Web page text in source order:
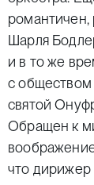
Шарля
и в то же
с
святой
Обращен к
что